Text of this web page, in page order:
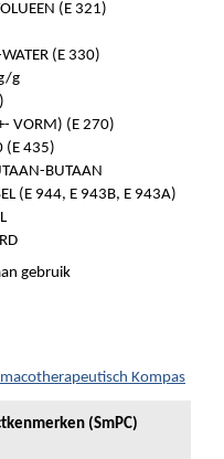
(E 321)
(E 330)
g
VORM) (E 270)
(E 435)
BUTAAN
(E 944, E 943B, E 943A)
gebruik
Kompas
(SmPC)